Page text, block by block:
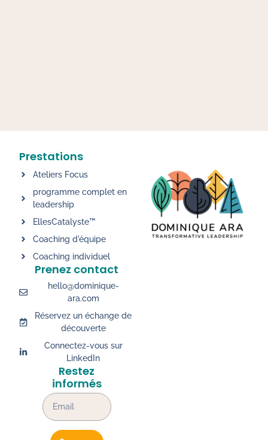
Restez
informés
Prestations
Ateliers Focus
programme complet en
leadership
EllesCatalyste™
Coaching d'équipe
Coaching individuel
Prenez contact
hello@dominique-
ara.com
Réservez un échange de
découverte
Connectez-vous sur
LinkedIn